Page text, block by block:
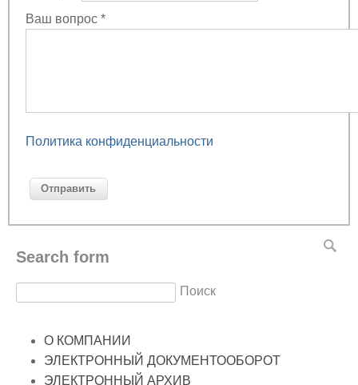
Ваш вопрос *
Политика конфиденциальности
Search form
Поиск
О КОМПАНИИ
ЭЛЕКТРОННЫЙ ДОКУМЕНТООБОРОТ
ЭЛЕКТРОННЫЙ АРХИВ